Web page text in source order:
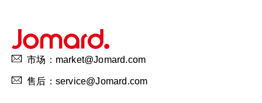
市场：market@Jomard.com
售后：service@Jomard.com